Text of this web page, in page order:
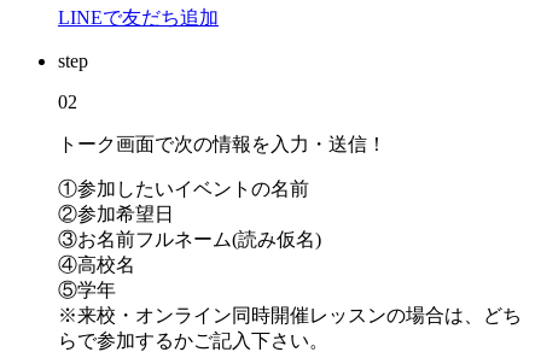
LINEで友だち追加
step
02
トーク画面で次の情報を入力・送信！
①参加したいイベントの名前
②参加希望日
③お名前フルネーム(読み仮名)
④高校名
⑤学年
※来校・オンライン同時開催レッスンの場合は、どち
らで参加するかご記入下さい。